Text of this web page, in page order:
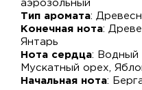
аэрозольный
Тип аромата:
Конечная нота:
Янтарь
Нота сердца: Водный
Мускатный орех,
Начальная нота: